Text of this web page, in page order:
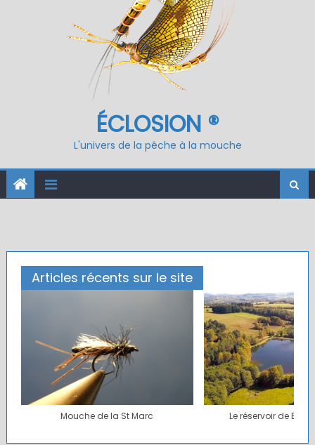
ÉCLOSION ®
L'univers de la pêche à la mouche
Articles récents sur le site
Le réservoir de BANSON ( 63 ) Nymphe pour NAV –